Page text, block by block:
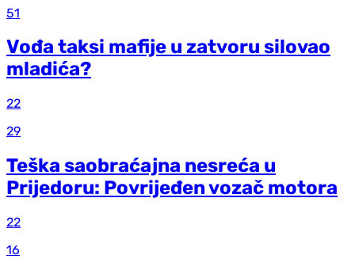
51
Vođa taksi mafije u zatvoru silovao
mladića?
22
29
Teška saobraćajna nesreća u
Prijedoru: Povrijeđen vozač motora
22
16